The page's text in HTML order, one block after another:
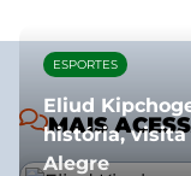
MAIS
ESPORTES
Eliud
história, visita
Alegre